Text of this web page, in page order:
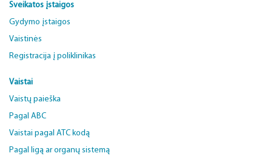
Sveikatos įstaigos
Gydymo įstaigos
Vaistinės
Registracija į poliklinikas
Vaistai
Vaistų paieška
Pagal ABC
Vaistai pagal ATC kodą
Pagal ligą ar organų sistemą